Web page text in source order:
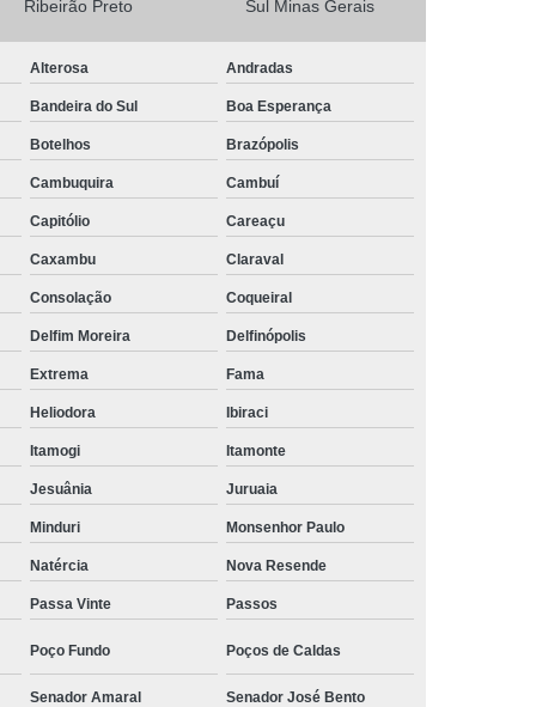
Camisa Social Manga Longa
Camisa Social Manga Longa Preta
Camisa Social Masculina Preta Manga Longa
Camisa a Rigor Social Masculina
Social Branca Masculina
Camisa Social Jeans Masculina
Social Masculina a Rigor
Manga Longa Social Masculina Preço
Social Branca Masculina Preço
Camisa Social Jeans Masculina Preço
Camisa Social Masculina Manga Curta Preço
Camisa Social Masculina Preço
Camisa Social Masculina Slim Preço
Ribeirão Preto Sul Minas Gerais
Alterosa Andradas
Bandeira do Sul Boa Esperança
Botelhos Brazópolis
Cambuquira Cambuí
Capitólio Careaçu
Caxambu Claraval
Consolação Coqueiral
Delfim Moreira Delfinópolis
Extrema Fama
Heliodora Ibiraci
Itamogi Itamonte
Jesuânia Juruaia
Minduri Monsenhor Paulo
Natércia Nova Resende
Passa Vinte Passos
Poço Fundo Poços de Caldas
Senador Amaral Senador José Bento